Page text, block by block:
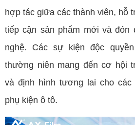
hợp tác giữa các thành viên, hỗ
tiếp cận sản phẩm mới và đón
nghệ. Các sự kiện độc
thường niên mang đến cơ hội
và định hình tương lai cho các
phụ kiện ô tô.